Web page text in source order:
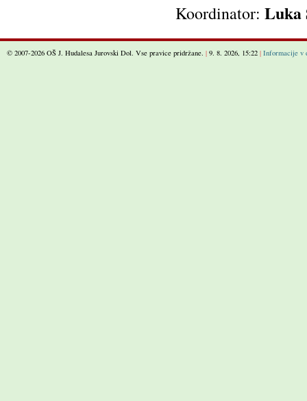
Koordinator: Luka
© 2007-2026 OŠ J. Hudalesa Jurovski Dol. Vse pravice pridržane. | 9. 8. 2026, 15:22 | Informacije v